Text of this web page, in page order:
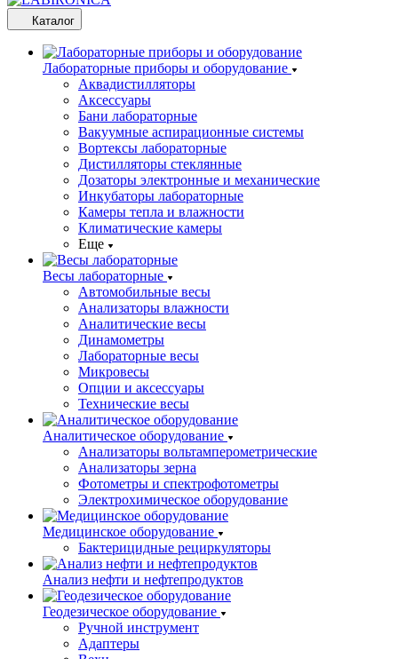
Каталог
Лабораторные приборы и оборудование
Аквадистилляторы
Аксессуары
Бани лабораторные
Вакуумные аспирационные системы
Вортексы лабораторные
Дистилляторы стеклянные
Дозаторы электронные и механические
Инкубаторы лабораторные
Камеры тепла и влажности
Климатические камеры
Еще
Весы лабораторные
Автомобильные весы
Анализаторы влажности
Аналитические весы
Динамометры
Лабораторные весы
Микровесы
Опции и аксессуары
Технические весы
Аналитическое оборудование
Анализаторы вольтамперометрические
Анализаторы зерна
Фотометры и спектрофотометры
Электрохимическое оборудование
Медицинское оборудование
Бактерицидные рециркуляторы
Анализ нефти и нефтепродуктов
Геодезическое оборудование
Ручной инструмент
Адаптеры